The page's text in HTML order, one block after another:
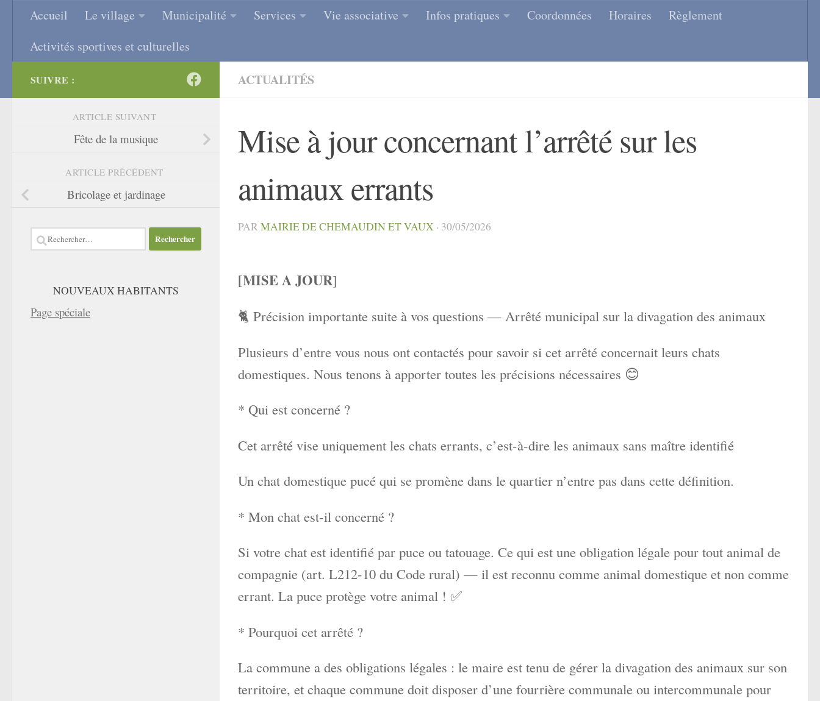
Skip to content
Accueil Le village Municipalité Services Vie associative Infos pratiques Coordonnées Horaires
Règlement
Activités sportives et culturelles
ACTUALITÉS
Mise à jour concernant l’arrêté sur les
animaux errants
PAR MAIRIE DE CHEMAUDIN ET VAUX · 30/05/2026
[MISE A JOUR]
🐈 Précision importante suite à vos questions — Arrêté municipal sur la divagation des animaux
Plusieurs d’entre vous nous ont contactés pour savoir si cet arrêté concernait leurs chats
domestiques. Nous tenons à apporter toutes les précisions nécessaires 😊
* Qui est concerné ?
Cet arrêté vise uniquement les chats errants, c’est-à-dire les animaux sans maître identifié
Un chat domestique pucé qui se promène dans le quartier n’entre pas dans cette définition.
* Mon chat est-il concerné ?
Si votre chat est identifié par puce ou tatouage. Ce qui est une obligation légale pour tout animal de
compagnie (art. L212-10 du Code rural) — il est reconnu comme animal domestique et non comme
errant. La puce protège votre animal ! ✅
* Pourquoi cet arrêté ?
La commune a des obligations légales : le maire est tenu de gérer la divagation des animaux sur son
territoire, et chaque commune doit disposer d’une fourrière communale ou intercommunale pour
SUIVRE :
ARTICLE SUIVANT
Fête de la musique
ARTICLE PRÉCÉDENT
Bricolage et jardinage
Rechercher :
NOUVEAUX HABITANTS
Page spéciale